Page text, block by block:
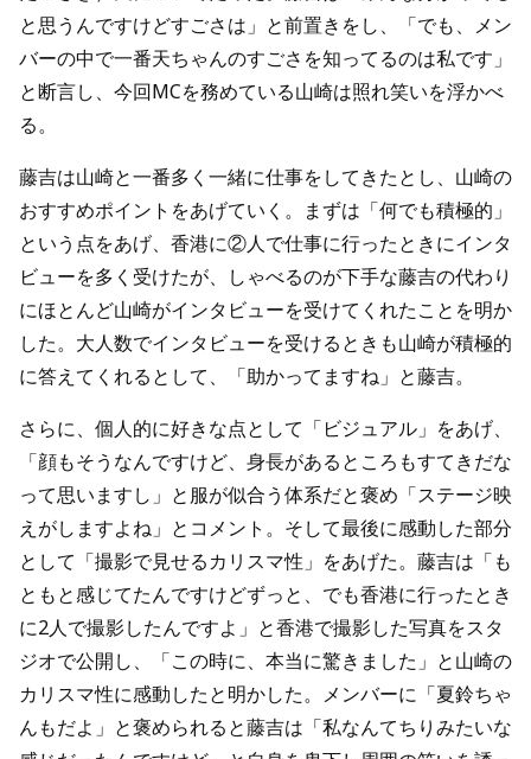
と思うんですけどすごさは」と前置きをし、「でも、メン
バーの中で一番天ちゃんのすごさを知ってるのは私です」
と断言し、今回MCを務めている山崎は照れ笑いを浮かべ
る。
藤吉は山崎と一番多く一緒に仕事をしてきたとし、山崎の
おすすめポイントをあげていく。まずは「何でも積極的」
という点をあげ、香港に②人で仕事に行ったときにインタ
ビューを多く受けたが、しゃべるのが下手な藤吉の代わり
にほとんど山崎がインタビューを受けてくれたことを明か
した。大人数でインタビューを受けるときも山崎が積極的
に答えてくれるとして、「助かってますね」と藤吉。
さらに、個人的に好きな点として「ビジュアル」をあげ、
「顔もそうなんですけど、身長があるところもすてきだな
って思いますし」と服が似合う体系だと褒め「ステージ映
えがしますよね」とコメント。そして最後に感動した部分
として「撮影で見せるカリスマ性」をあげた。藤吉は「も
ともと感じてたんですけどずっと、でも香港に行ったとき
に2人で撮影したんですよ」と香港で撮影した写真をスタ
ジオで公開し、「この時に、本当に驚きました」と山崎の
カリスマ性に感動したと明かした。メンバーに「夏鈴ちゃ
んもだよ」と褒められると藤吉は「私なんてちりみたいな